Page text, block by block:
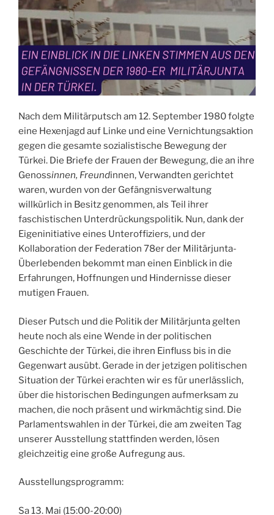
Nach dem Militärputsch am 12. September 1980 folgte
eine Hexenjagd auf Linke und eine Vernichtungsaktion
gegen die gesamte sozialistische Bewegung der
Türkei. Die Briefe der Frauen der Bewegung, die an ihre
Genossinnen, Freundinnen, Verwandten gerichtet
waren, wurden von der Gefängnisverwaltung
willkürlich in Besitz genommen, als Teil ihrer
faschistischen Unterdrückungspolitik. Nun, dank der
Eigeninitiative eines Unteroffiziers, und der
Kollaboration der Federation 78er der Militärjunta-
Überlebenden bekommt man einen Einblick in die
Erfahrungen, Hoffnungen und Hindernisse dieser
mutigen Frauen.
Dieser Putsch und die Politik der Militärjunta gelten
heute noch als eine Wende in der politischen
Geschichte der Türkei, die ihren Einfluss bis in die
Gegenwart ausübt. Gerade in der jetzigen politischen
Situation der Türkei erachten wir es für unerlässlich,
über die historischen Bedingungen aufmerksam zu
machen, die noch präsent und wirkmächtig sind. Die
Parlamentswahlen in der Türkei, die am zweiten Tag
unserer Ausstellung stattfinden werden, lösen
gleichzeitig eine große Aufregung aus.
Ausstellungsprogramm:
Sa 13. Mai (15:00-20:00)